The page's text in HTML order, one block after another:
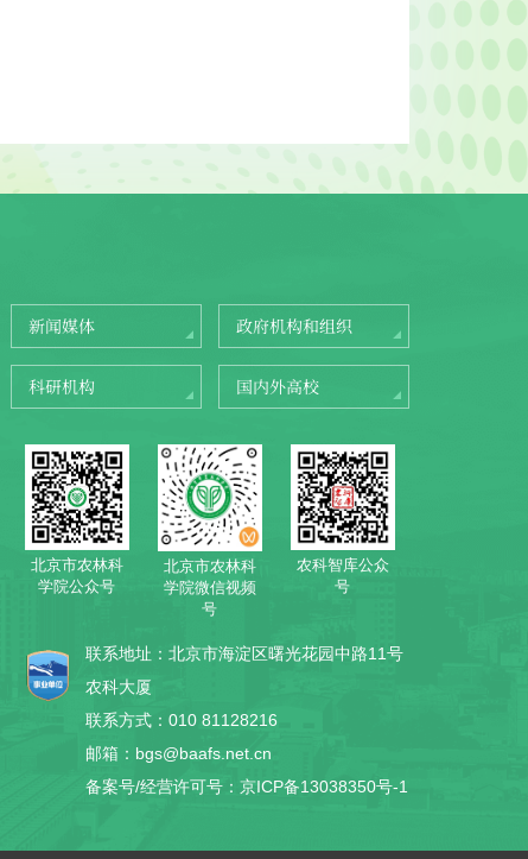
新闻媒体 政府机构和组织
科研机构 国内外高校
北京市农林科
学院公众号
北京市农林科
学院微信视频
号
农科智库公众
号
联系地址：北京市海淀区曙光花园中路11号
农科大厦
联系方式：010 81128216
邮箱：bgs@baafs.net.cn
备案号/经营许可号：京ICP备13038350号-1